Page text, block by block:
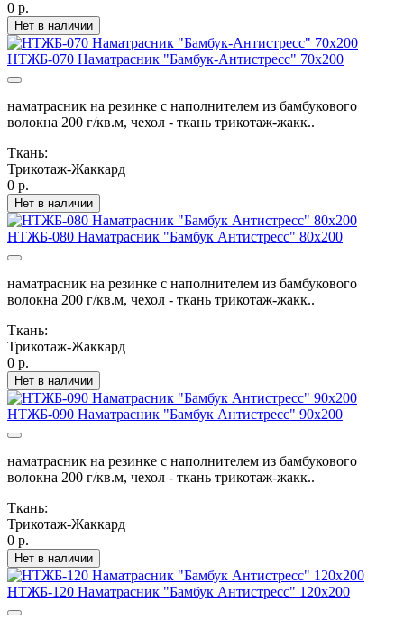
0 р.
Нет в наличии
НТЖБ-070 Наматрасник "Бамбук-Антистресс" 70х200
наматрасник на резинке с наполнителем из бамбукового
волокна 200 г/кв.м, чехол - ткань трикотаж-жакк..
Ткань:
Трикотаж-Жаккард
0 р.
Нет в наличии
НТЖБ-080 Наматрасник "Бамбук Антистресс" 80х200
наматрасник на резинке с наполнителем из бамбукового
волокна 200 г/кв.м, чехол - ткань трикотаж-жакк..
Ткань:
Трикотаж-Жаккард
0 р.
Нет в наличии
НТЖБ-090 Наматрасник "Бамбук Антистресс" 90х200
наматрасник на резинке с наполнителем из бамбукового
волокна 200 г/кв.м, чехол - ткань трикотаж-жакк..
Ткань:
Трикотаж-Жаккард
0 р.
Нет в наличии
НТЖБ-120 Наматрасник "Бамбук Антистресс" 120х200